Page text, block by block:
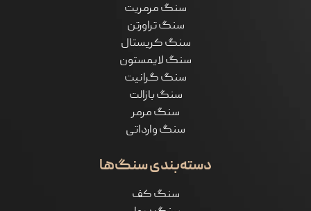
سنگ مرمریت
سنگ تراورتن
سنگ کریستال
سنگ لایمستون
سنگ گرانیت
سنگ بازالت
سنگ مرمر
سنگ وارداتی
دسته‌بندی سنگ‌ها
سنگ کف